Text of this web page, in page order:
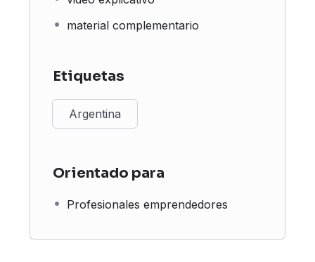
material complementario
Etiquetas
Argentina
Orientado para
Profesionales emprendedores